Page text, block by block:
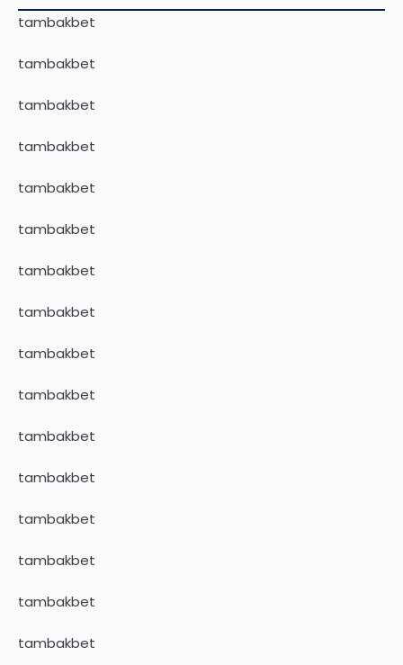
tambakbet
tambakbet
tambakbet
tambakbet
tambakbet
tambakbet
tambakbet
tambakbet
tambakbet
tambakbet
tambakbet
tambakbet
tambakbet
tambakbet
tambakbet
tambakbet